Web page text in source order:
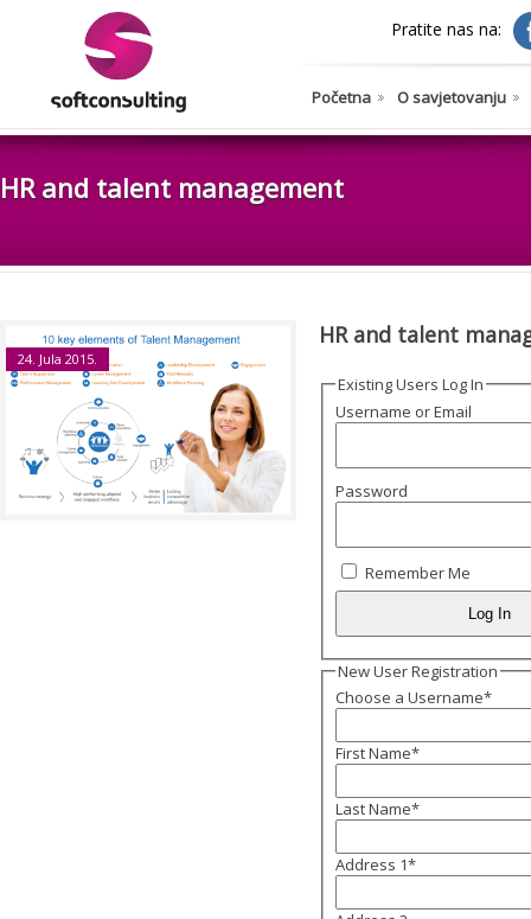
Pratite nas na:
Početna O savjetovanju
HR and talent management
24. Jula 2015.
HR and talent
Existing Users Log In
Username or Email
Password
Remember Me
New User Registration
Choose a Username*
First Name*
Last Name*
Address 1*